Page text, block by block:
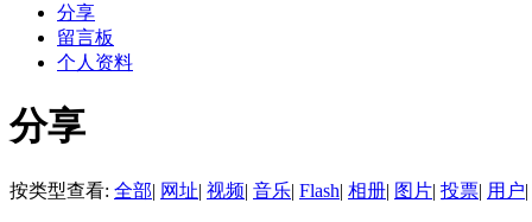
分享
留言板
个人资料
分享
按类型查看: 全部| 网址| 视频| 音乐| Flash| 相册| 图片| 投票| 用户|